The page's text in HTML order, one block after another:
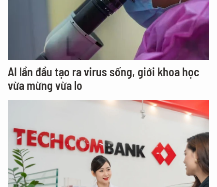
AI lần đầu tạo ra virus sống, giới khoa học
vừa mừng vừa lo